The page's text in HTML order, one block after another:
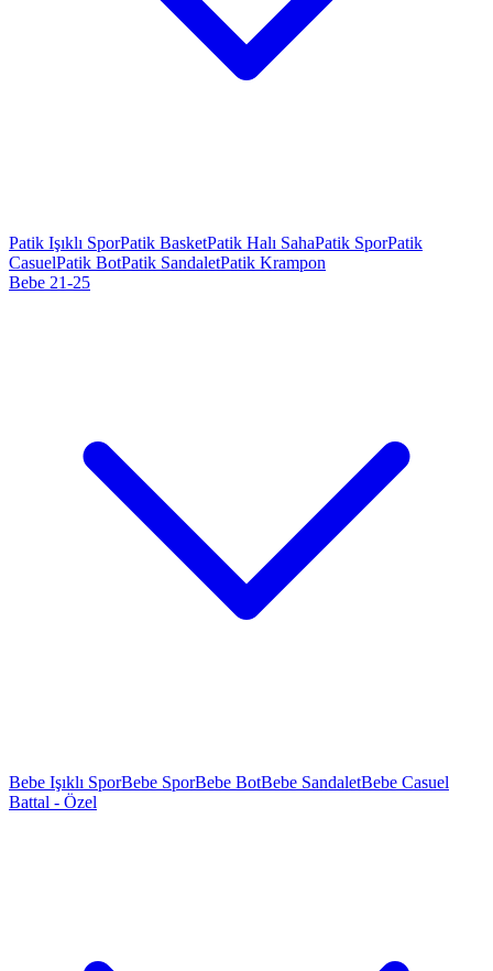
Patik Işıklı SporPatik BasketPatik Halı SahaPatik SporPatik
CasuelPatik BotPatik SandaletPatik Krampon
Bebe 21-25
Bebe Işıklı SporBebe SporBebe BotBebe SandaletBebe Casuel
Battal - Özel